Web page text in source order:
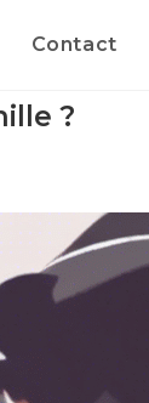
Contact
?